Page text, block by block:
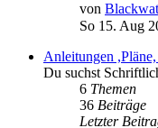
von
So 15. Aug
Anleitungen
Du suchst
6 Themen
36 Beiträge
Letzter